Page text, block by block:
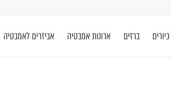
כיורים ברזים ארונות אמבטיה אביזרים לאמבטיה